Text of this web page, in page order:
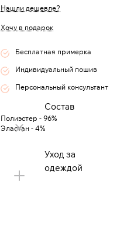
Нашли дешевле?
Хочу в подарок
Бесплатная примерка
Индивидуальный пошив
Персональный консультант
Состав
Полиэстер - 96%
Эластан - 4%
Уход за
одеждой